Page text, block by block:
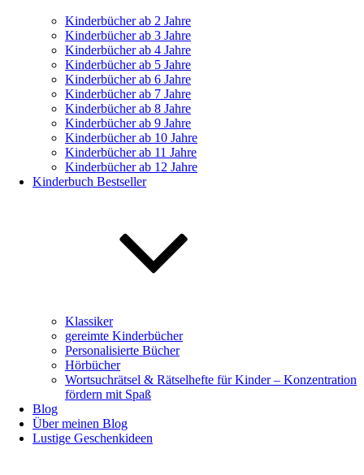
Kinderbücher ab 2 Jahre
Kinderbücher ab 3 Jahre
Kinderbücher ab 4 Jahre
Kinderbücher ab 5 Jahre
Kinderbücher ab 6 Jahre
Kinderbücher ab 7 Jahre
Kinderbücher ab 8 Jahre
Kinderbücher ab 9 Jahre
Kinderbücher ab 10 Jahre
Kinderbücher ab 11 Jahre
Kinderbücher ab 12 Jahre
Kinderbuch Bestseller
Klassiker
gereimte Kinderbücher
Personalisierte Bücher
Hörbücher
Wortsuchrätsel & Rätselhefte für Kinder – Konzentration
fördern mit Spaß
Blog
Über meinen Blog
Lustige Geschenkideen